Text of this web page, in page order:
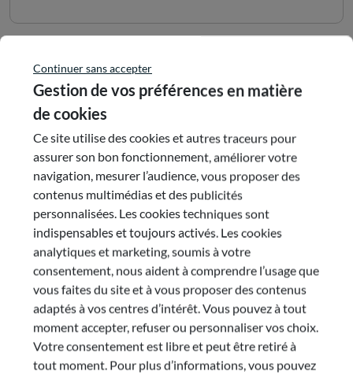
Synthèse du rapport
Visionner la synthèse
Télécharger la synthèse
Document(s)
Rapport complet
Continuer sans accepter
Gestion de vos préférences en matière
de cookies
Ce site utilise des cookies et autres traceurs pour
assurer son bon fonctionnement, améliorer votre
navigation, mesurer l’audience, vous proposer des
contenus multimédias et des publicités
personnalisées. Les cookies techniques sont
indispensables et toujours activés. Les cookies
analytiques et marketing, soumis à votre
consentement, nous aident à comprendre l’usage que
vous faites du site et à vous proposer des contenus
adaptés à vos centres d’intérêt. Vous pouvez à tout
moment accepter, refuser ou personnaliser vos choix.
Votre consentement est libre et peut être retiré à
tout moment. Pour plus d’informations, vous pouvez